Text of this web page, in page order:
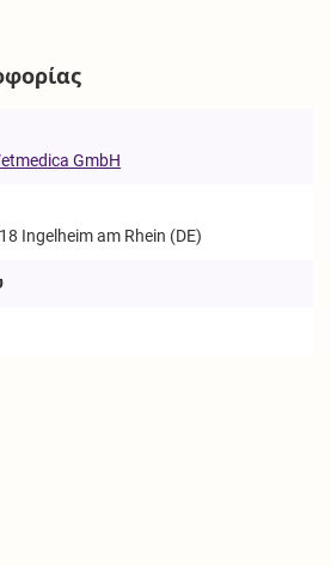
GmbH
Ingelheim am Rhein (DE)